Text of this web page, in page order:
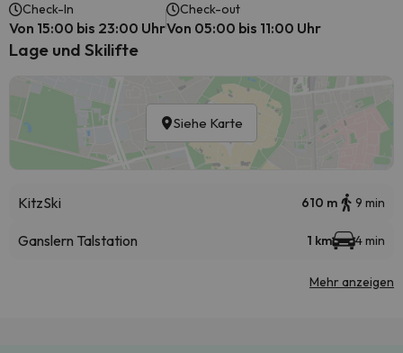
Check-In
Von 15:00 bis 23:00 Uhr
Check-out
Von 05:00 bis 11:00 Uhr
Lage und Skilifte
Siehe Karte
KitzSki 610 m 9 min
Ganslern Talstation 1 km 4 min
Mehr anzeigen